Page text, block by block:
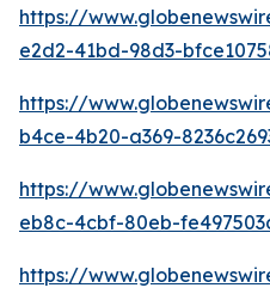
https://
e2d2-41bd-98d3-
https://
b4ce-4b20-a369-
https://
eb8c-4cbf-80eb-
https://